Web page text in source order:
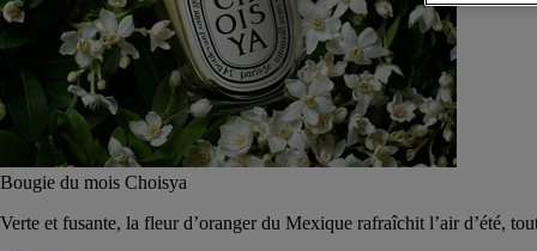
Bougie du mois Choisya
Verte et fusante, la fleur d’oranger du Mexique rafraîchit l’air d’été,